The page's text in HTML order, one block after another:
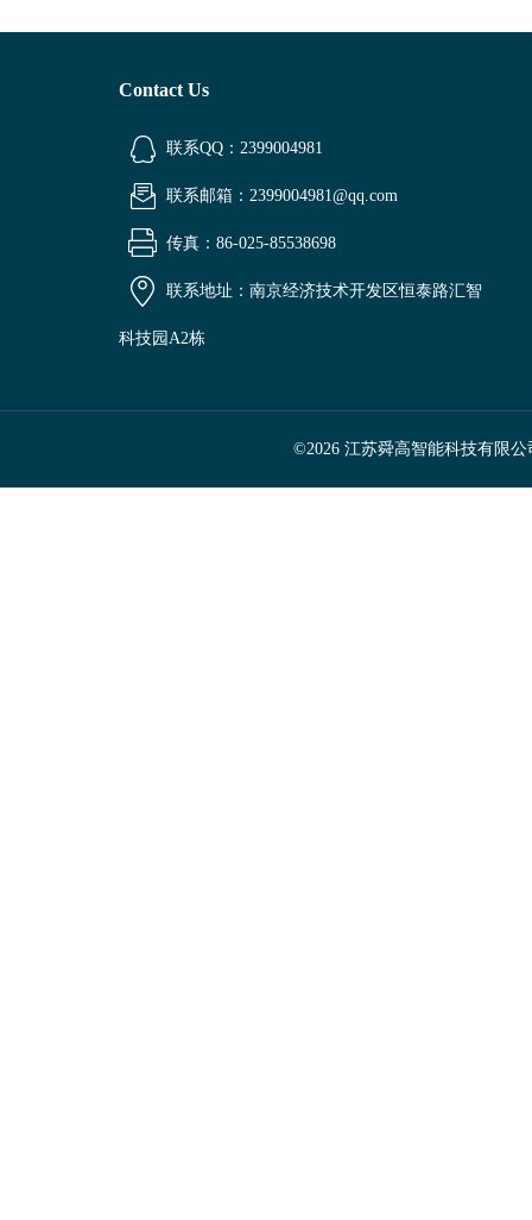
Contact Us
联系QQ：2399004981
联系邮箱：2399004981@qq.com
传真：86-025-85538698
联系地址：南京经济技术开发区恒泰路汇智
科技园A2栋
©2026 江苏舜高智能科技有限